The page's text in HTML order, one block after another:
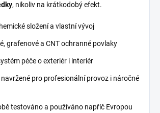
, nikoliv na krátkodobý efekt.
složení a vlastní vývoj
grafenové a CNT ochranné povlaky
péče o exteriér i interiér
pro profesionální provoz i náročné
testováno a používáno napříč Evropou